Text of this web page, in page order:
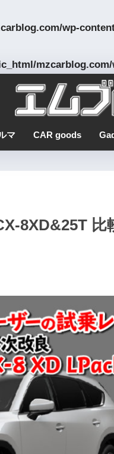
wp-
マ CAR goods
8XD&25T 比